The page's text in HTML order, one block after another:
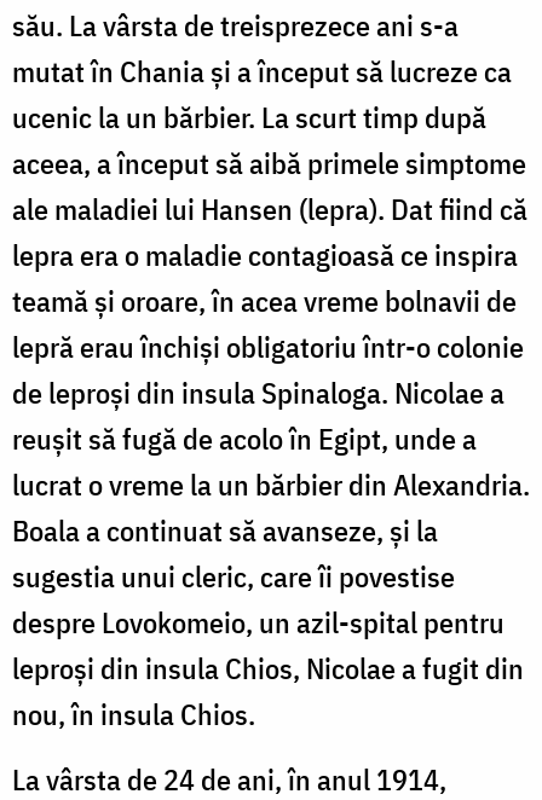
său. La vârsta de treisprezece ani s-a
mutat în Chania și a început să lucreze ca
ucenic la un bărbier. La scurt timp după
aceea, a început să aibă primele simptome
ale maladiei lui Hansen (lepra). Dat fiind că
lepra era o maladie contagioasă ce inspira
teamă și oroare, în acea vreme bolnavii de
lepră erau închiși obligatoriu într-o colonie
de leproși din insula Spinaloga. Nicolae a
reușit să fugă de acolo în Egipt, unde a
lucrat o vreme la un bărbier din Alexandria.
Boala a continuat să avanseze, și la
sugestia unui cleric, care îi povestise
despre Lovokomeio, un azil-spital pentru
leproși din insula Chios, Nicolae a fugit din
nou, în insula Chios.
La vârsta de 24 de ani, în anul 1914,